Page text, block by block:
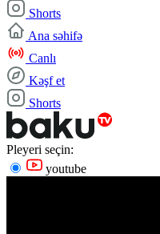
Shorts
Ana səhifə
Canlı
Kəşf et
Shorts
Pleyeri seçin:
youtube